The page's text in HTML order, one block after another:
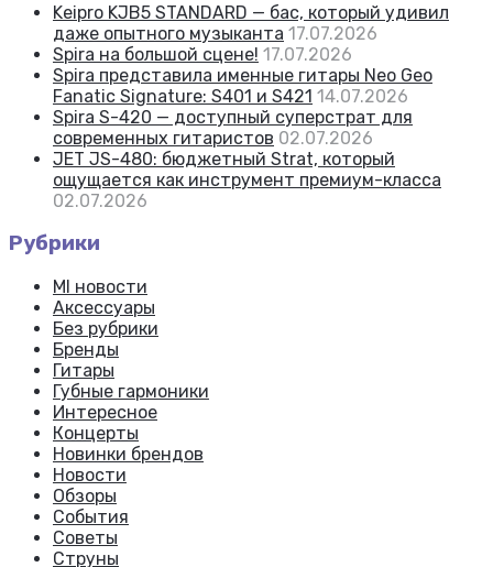
Keipro KJB5 STANDARD — бас, который удивил
даже опытного музыканта 17.07.2026
Spira на большой сцене! 17.07.2026
Spira представила именные гитары Neo Geo
Fanatic Signature: S401 и S421 14.07.2026
Spira S-420 — доступный суперстрат для
современных гитаристов 02.07.2026
JET JS-480: бюджетный Strat, который
ощущается как инструмент премиум-класса
02.07.2026
Рубрики
MI новости
Аксессуары
Без рубрики
Бренды
Гитары
Губные гармоники
Интересное
Концерты
Новинки брендов
Новости
Обзоры
События
Советы
Струны